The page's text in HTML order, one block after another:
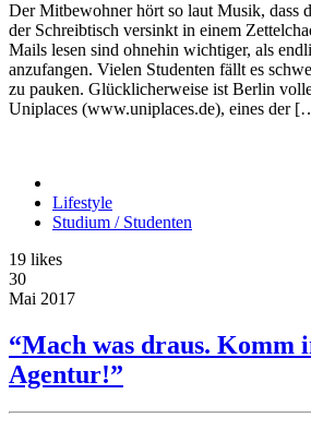
Der Mitbewohner hört so laut Musik, dass
der Schreibtisch versinkt in einem
Mails lesen sind ohnehin wichtiger, als
anzufangen. Vielen Studenten fällt es
zu pauken. Glücklicherweise ist Berlin
Uniplaces (www.uniplaces.de), eines der
Lifestyle
Studium / Studenten
19 likes
30
Mai 2017
“Mach was draus. Komm
Agentur!”